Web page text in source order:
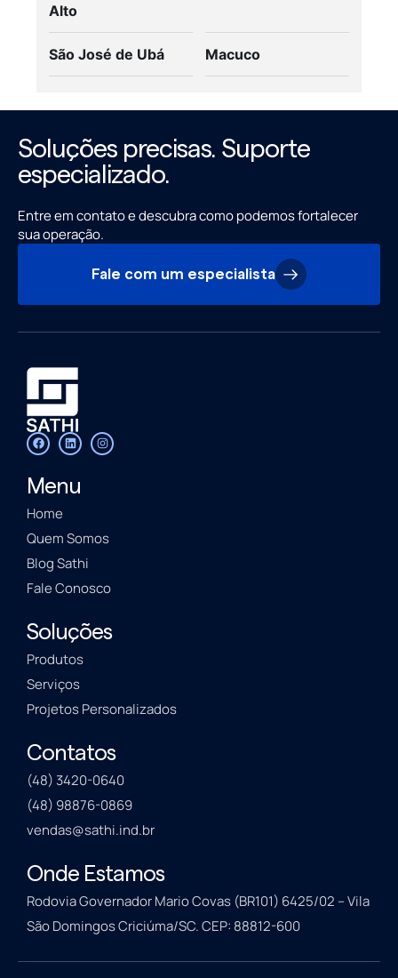
Alto
São José de Ubá Macuco
Soluções precisas. Suporte
especializado.
Entre em contato e descubra como podemos fortalecer
sua operação.
Fale com um especialista
Menu
Home
Quem Somos
Blog Sathi
Fale Conosco
Soluções
Produtos
Serviços
Projetos Personalizados
Contatos
(48) 3420-0640
(48) 98876-0869
vendas@sathi.ind.br
Onde Estamos
Rodovia Governador Mario Covas (BR101) 6425/02 – Vila
São Domingos Criciúma/SC. CEP: 88812-600